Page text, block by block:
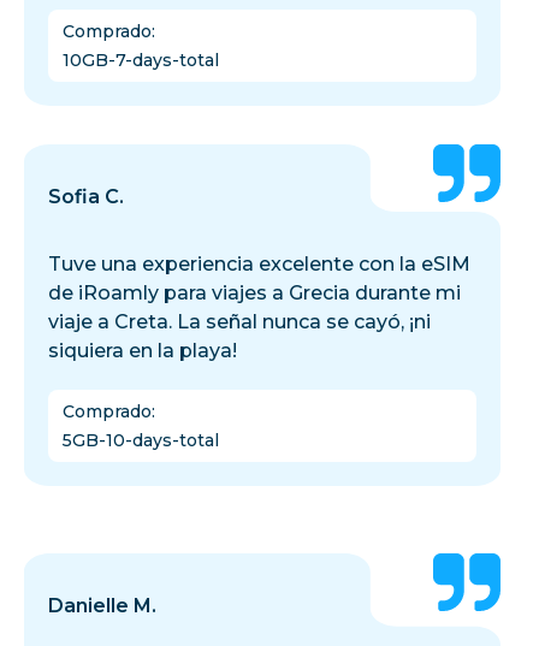
Comprado:
10GB-7-days-total
Sofia C.
Tuve una experiencia excelente con la eSIM
de iRoamly para viajes a Grecia durante mi
viaje a Creta. La señal nunca se cayó, ¡ni
siquiera en la playa!
Comprado:
5GB-10-days-total
Danielle M.